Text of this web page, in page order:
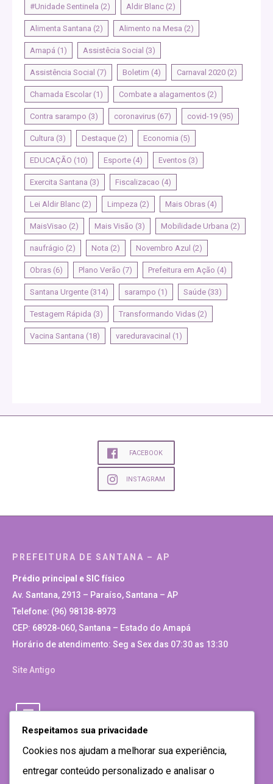
#Unidade Sentinela (2) Aldir Blanc (2)
Alimenta Santana (2) Alimento na Mesa (2)
Amapá (1) Assistêcia Social (3)
Assistência Social (7) Boletim (4) Carnaval 2020 (2)
Chamada Escolar (1) Combate a alagamentos (2)
Contra sarampo (3) coronavirus (67) covid-19 (95)
Cultura (3) Destaque (2) Economia (5)
EDUCAÇÃO (10) Esporte (4) Eventos (3)
Exercita Santana (3) Fiscalizacao (4)
Lei Aldir Blanc (2) Limpeza (2) Mais Obras (4)
MaisVisao (2) Mais Visão (3) Mobilidade Urbana (2)
naufrágio (2) Nota (2) Novembro Azul (2)
Obras (6) Plano Verão (7) Prefeitura em Ação (4)
Santana Urgente (314) sarampo (1) Saúde (33)
Testagem Rápida (3) Transformando Vidas (2)
Vacina Santana (18) vareduravacinal (1)
FACEBOOK
INSTAGRAM
PREFEITURA DE SANTANA – AP
Prédio principal e SIC físico
Av. Santana, 2913 – Paraíso, Santana – AP
Telefone: (96) 98138-8973
CEP: 68928-060, Santana – Estado do Amapá
Horário de atendimento: Seg a Sex das 07:30 as 13:30
Site Antigo
Respeitamos sua privacidade
Cookies nos ajudam a melhorar sua experiência,
entregar conteúdo personalizado e analisar o